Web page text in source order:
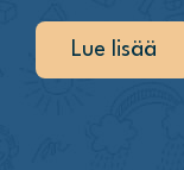
Lue lisää